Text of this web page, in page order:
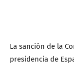
La sanción de la
presidencia de